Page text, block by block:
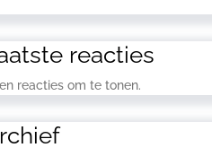
reacties
reacties om te tonen.